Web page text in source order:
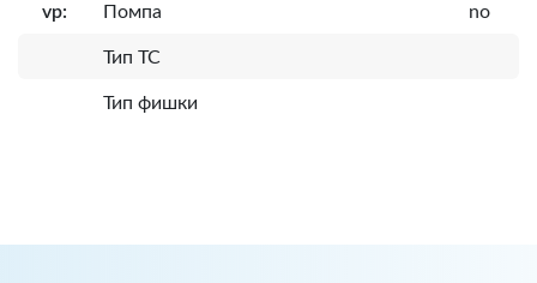
vp: Помпа no
Тип ТС
Тип фишки